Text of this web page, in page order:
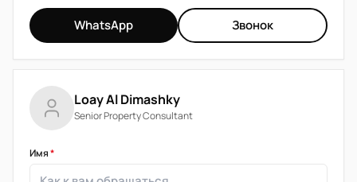
WhatsApp Звонок
Loay Al Dimashky
Senior Property Consultant
Имя*